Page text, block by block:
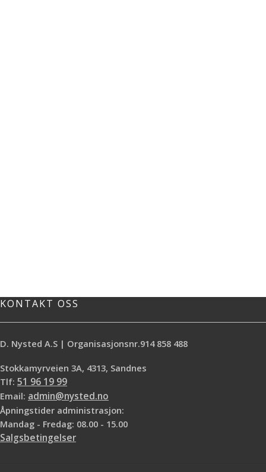
KONTAKT OSS
D. Nysted A.S | Organisasjonsnr.914 858 488
Stokkamyrveien 3A, 4313, Sandnes
Tlf: 51 96 19 99
Email: admin@nysted.no
Åpningstider administrasjon:
Mandag - Fredag: 08.00 - 15.00
Salgsbetingelser